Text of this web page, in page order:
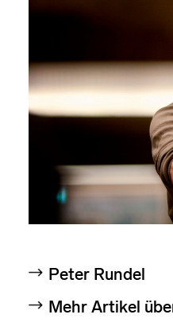
Peter Rundel
Mehr Artikel